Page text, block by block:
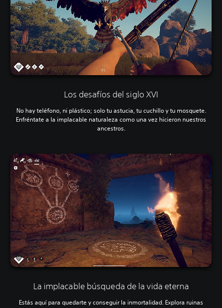
Los desafíos del siglo XVI
No hay teléfono, ni plástico; solo tu astucia, tu cuchillo y tu mosquete.
Enfréntate a la implacable naturaleza como una vez hicieron nuestros
ancestros.
La implacable búsqueda de la vida eterna
Estás aquí para quedarte y conseguir la inmortalidad. Explora ruinas